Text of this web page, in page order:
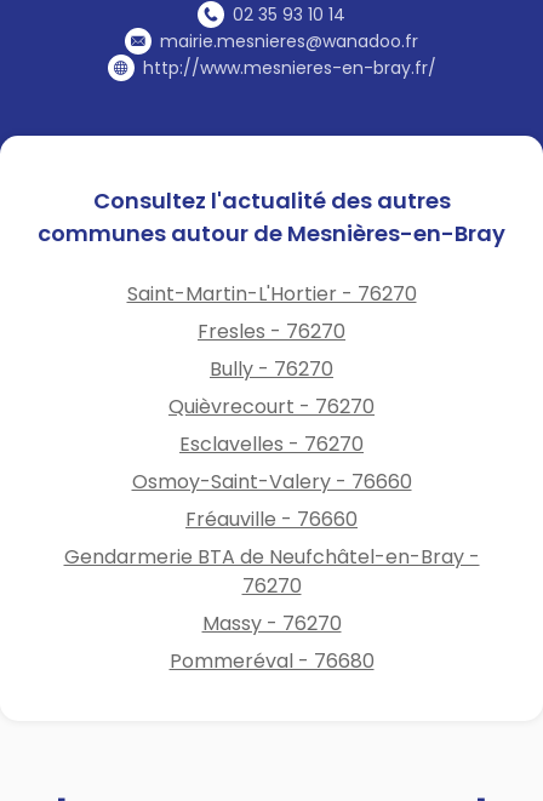
02 35 93 10 14
mairie.mesnieres@wanadoo.fr
http://www.mesnieres-en-bray.fr/
Consultez l'actualité des autres
communes autour de Mesnières-en-Bray
Saint-Martin-L'Hortier - 76270
Fresles - 76270
Bully - 76270
Quièvrecourt - 76270
Esclavelles - 76270
Osmoy-Saint-Valery - 76660
Fréauville - 76660
Gendarmerie BTA de Neufchâtel-en-Bray -
76270
Massy - 76270
Pommeréval - 76680